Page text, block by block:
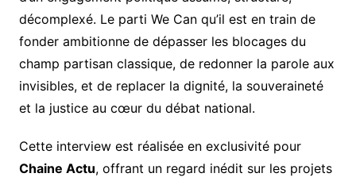
décomplexé. Le parti We Can qu’il est en train de
fonder ambitionne de dépasser les blocages du
champ partisan classique, de redonner la parole aux
invisibles, et de replacer la dignité, la souveraineté
et la justice au cœur du débat national.
Cette interview est réalisée en exclusivité pour
Chaine Actu, offrant un regard inédit sur les projets